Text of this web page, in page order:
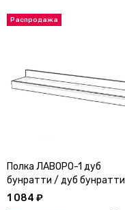
Полка ЛАВОРО-1 дуб
бунратти / дуб бунратти
1 084 ₽